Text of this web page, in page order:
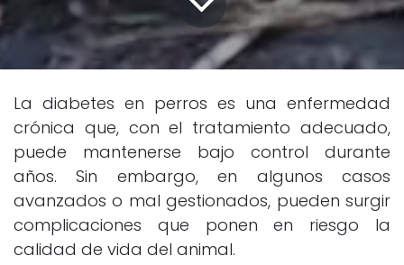
La diabetes en perros es una enfermedad
crónica que, con el tratamiento adecuado,
puede mantenerse bajo control durante
años. Sin embargo, en algunos casos
avanzados o mal gestionados, pueden surgir
complicaciones que ponen en riesgo la
calidad de vida del animal.